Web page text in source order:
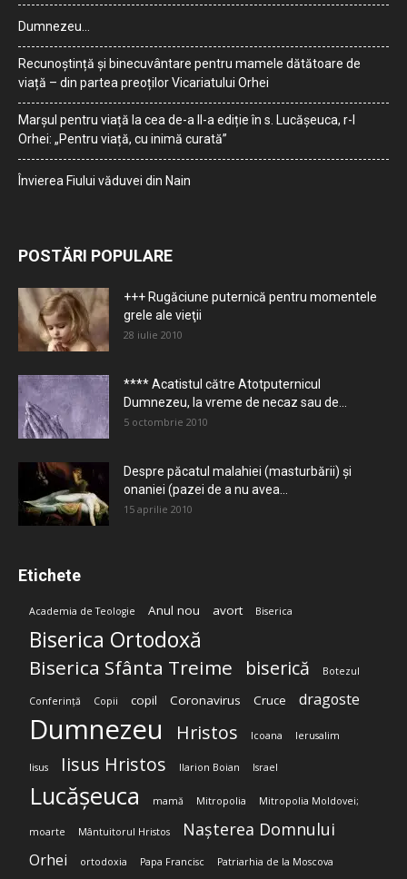
Dumnezeu…
Recunoștință și binecuvântare pentru mamele dătătoare de
viață – din partea preoților Vicariatului Orhei
Marșul pentru viață la cea de-a II-a ediție în s. Lucășeuca, r-l
Orhei: „Pentru viață, cu inimă curată”
Învierea Fiului văduvei din Nain
POSTĂRI POPULARE
+++ Rugăciune puternică pentru momentele
grele ale vieţii
28 iulie 2010
**** Acatistul către Atotputernicul
Dumnezeu, la vreme de necaz sau de...
5 octombrie 2010
Despre păcatul malahiei (masturbării) şi
onaniei (pazei de a nu avea...
15 aprilie 2010
Etichete
Academia de Teologie Anul nou avort Biserica
Biserica Ortodoxă
Biserica Sfânta Treime biserică Botezul
Conferință Copii copil Coronavirus Cruce dragoste
Dumnezeu Hristos Icoana Ierusalim
Iisus Iisus Hristos Ilarion Boian Israel
Lucășeuca mamă Mitropolia Mitropolia Moldovei;
moarte Mântuitorul Hristos Nașterea Domnului
Orhei ortodoxia Papa Francisc Patriarhia de la Moscova